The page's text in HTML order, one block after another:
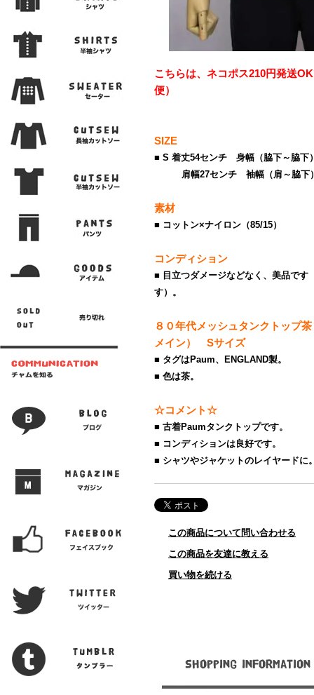
こちらは、ネコポス210円発送
便）
SIZE
■ S 着丈54センチ 身幅（脇下～脇下
肩幅27センチ 袖幅（肩～脇下
素材
■ コットン×ナイロン（85/15）
コンディション
■ 目立つダメージなどなく、美品です
す）。
８０年代メッシュタンクトップ
メイン） Sサイズ
■ タグはPaum、ENGLAND製。
■ 色は茶。
☆コメント☆
■ 古着Paumタンクトップです。
■ コンディションは良好です。
■ シャツやジャケットのレイヤードに
この商品について問い合わせる
この商品を友達に教える
買い物を続ける